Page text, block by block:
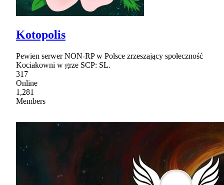
Kotopolis
Pewien serwer NON-RP w Polsce zrzeszający społeczność
Kociakowni w grze SCP: SL.
317
Online
1,281
Members